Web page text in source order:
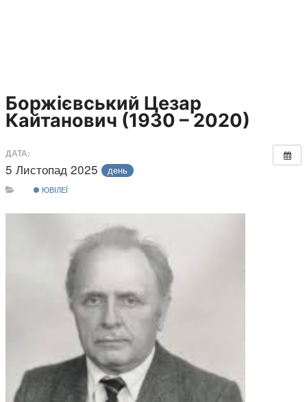
Боржієвський Цезар
Кайтанович (1930 – 2020)
ДАТА:
5 Листопад 2025 день
ЮВІЛЕЇ